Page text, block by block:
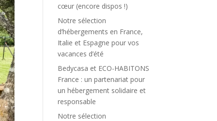
cœur (encore dispos !)
Notre sélection
d’hébergements en France,
Italie et Espagne pour vos
vacances d’été
Bedycasa et ECO-HABITONS
France : un partenariat pour
un hébergement solidaire et
responsable
Notre sélection